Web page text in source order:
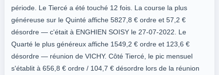
période. Le Tiercé a été touché 12 fois. La course la plus
généreuse sur le Quinté affiche 5827,8 € ordre et 57,2 €
désordre — c'était à ENGHIEN SOISY le 27-07-2022. Le
Quarté le plus généreux affiche 1549,2 € ordre et 123,6 €
désordre — réunion de VICHY. Côté Tiercé, le pic mensuel
s'établit à 656,8 € ordre / 104,7 € désordre lors de la réunion